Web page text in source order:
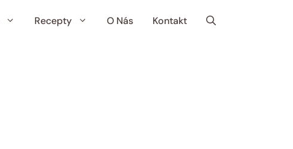
Recepty O Nás Kontakt